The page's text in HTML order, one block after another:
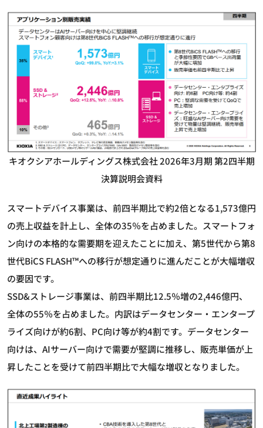
キオクシアホールディングス株式会社 2026年3⽉期 第2四半期
決算説明会資料
スマートデバイス事業は、前四半期比で約2倍となる1,573億円
の売上収益を計上し、全体の35％を占めました。スマートフォ
ン向けの本格的な需要期を迎えたことに加え、第5世代から第8
世代BiCS FLASH™への移行が想定通りに進んだことが大幅増収
の要因です。
SSD&ストレージ事業は、前四半期比12.5％増の2,446億円、
全体の55％を占めました。内訳はデータセンター・エンタープ
ライズ向けが約6割、PC向け等が約4割です。データセンター
向けは、AIサーバー向けで需要が堅調に推移し、販売単価が上
昇したことを受けて前四半期比で大幅な増収となりました。